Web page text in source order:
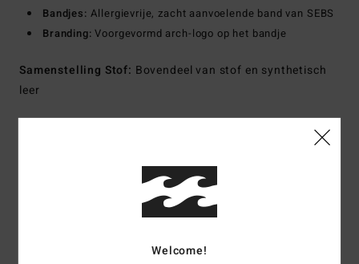
Bandjes: Allergievrije, zacht aanvoelende band van SEBS
Branding: Voorgevormd arch-logo op het bandje
Samenstelling Stof: Bovendeel van stof en synthetisch
leer
Reviews van klanten
Welcome!